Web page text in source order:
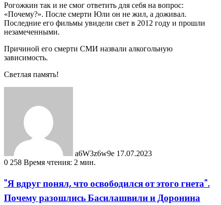
Рогожкин так и не смог ответить для себя на вопрос:
«Почему?». После смерти Юли он не жил, а доживал.
Последние его фильмы увидели свет в 2012 году и прошли
незамеченными.
Причиной его смерти СМИ назвали алкогольную
зависимость.
Светлая память!
a6W3z6w9e 17.07.2023
0 258 Время чтения: 2 мин.
"Я вдруг понял, что освободился от этого гнета".
Почему разошлись Басилашвили и Доронина